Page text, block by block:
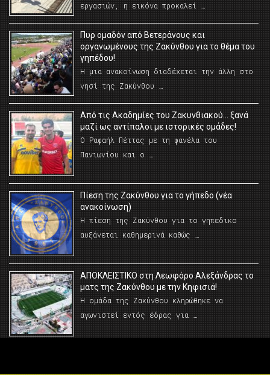
εργασιών, η εικόνα προκαλεί …
Πυρ ομαδόν από Βετεράνους και
οργανωμένους της Ζακύνθου για το θέμα του
γηπέδου!
Η μια ανακοίνωση διαδέχεται την άλλη στο
νησί της Ζακύνθου …
Από τις Ακαδημίες του Ζακυνθιακού… ξανά
μαζί ως αντίπαλοι με ιστορικές ομάδες!
Ο Ραφαήλ Πέττας με τη φανέλα του
Πανιωνίου και ο …
Πίεση της Ζακύνθου για το γήπεδο (νέα
ανακοίνωση)
Η πίεση της Ζακύνθου για το γηπεδικο
αυξάνεται καθημερινά καθώς …
AΠΟΚΛΕΙΣΤΙΚΟ στη Λεωφόρο Αλεξάνδρας το
ματς της Ζακύνθου με την Κηφισιά!
Η ομάδα της Ζακύνθου κληρώθηκε να
αγωνιστεί εντός έδρας για …